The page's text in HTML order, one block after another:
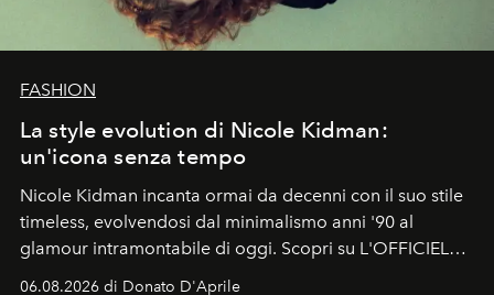
FASHION
La style evolution di Nicole Kidman:
un'icona senza tempo
Nicole Kidman incanta ormai da decenni con il suo stile
timeless, evolvendosi dal minimalismo anni '90 al
glamour intramontabile di oggi. Scopri su L'OFFICIEL
Italia la sua style evolution.
06.08.2026 di Donato D'Aprile